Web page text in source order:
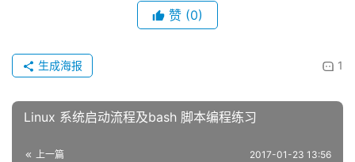
赞 (0)
1
生成海报
Linux 系统启动流程及bash 脚本编程练习
上一篇 2017-01-23 13:56